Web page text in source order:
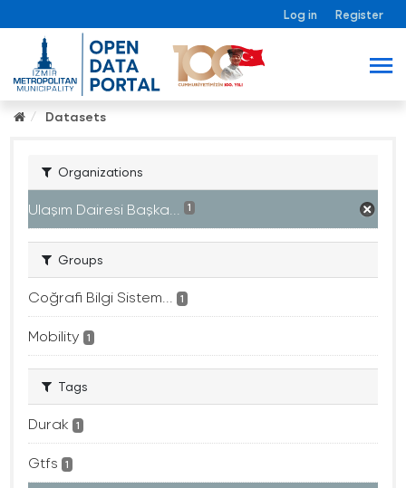
Log in Register
Datasets
Organizations
Ulaşım Dairesi Başka... 1
Groups
Coğrafi Bilgi Sistem... 1
Mobility 1
Tags
Durak 1
Gtfs 1